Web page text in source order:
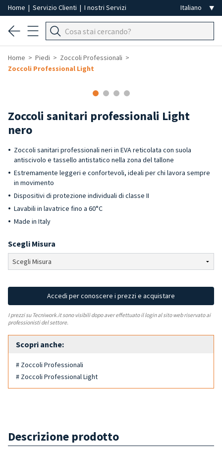
Home | Servizio Clienti | I nostri Servizi
Home Piedi
Zoccoli Professionali
Zoccoli Professional Light
Zoccoli sanitari professionali Light
nero
Zoccoli sanitari professionali neri in EVA reticolata con suola
antiscivolo e tassello antistatico nella zona del tallone
Estremamente leggeri e confortevoli, ideali per chi lavora sempre
in movimento
Dispositivi di protezione individuali di classe II
Lavabili in lavatrice fino a 60°C
Made in Italy
Scegli Misura
Accedi per conoscere i prezzi e acquistare
I prezzi su Tecniwork.it sono visibili dopo aver effettuato il login al sito web riservato ai
professionisti del settore.
Scopri anche:
# Zoccoli Professionali
# Zoccoli Professional Light
Descrizione prodotto